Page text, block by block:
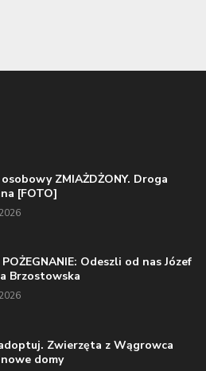
ZMIAŻDŻONY. Droga
[FOTO]
Odeszli od nas Józef
Brzostowska
Zwierzęta z Wągrowca
domy